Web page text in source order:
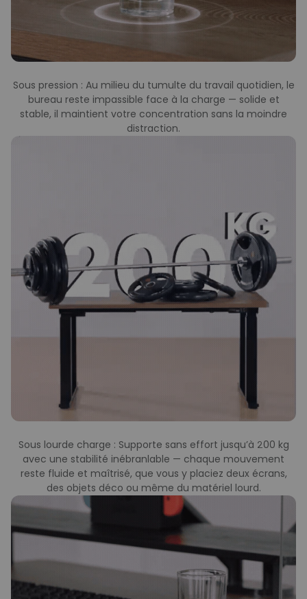
Sous pression : Au milieu du tumulte du travail quotidien, le
bureau reste impassible face à la charge — solide et
stable, il maintient votre concentration sans la moindre
distraction.
Sous lourde charge : Supporte sans effort jusqu’à 200 kg
avec une stabilité inébranlable — chaque mouvement
reste fluide et maîtrisé, que vous y placiez deux écrans,
des objets déco ou même du matériel lourd.